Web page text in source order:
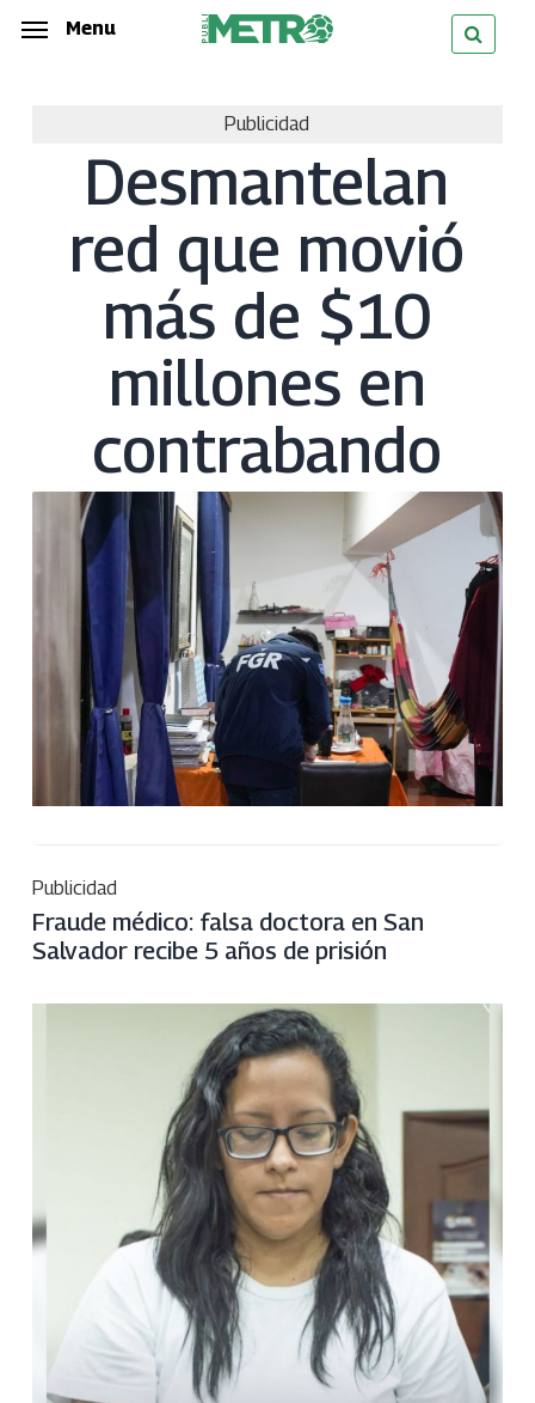
Skip
Menu
Publicidad
Desmantelan
red que movió
más de $10
millones en
contrabando
Publicidad
Fraude médico: falsa doctora en San
Salvador recibe 5 años de prisión
Menu